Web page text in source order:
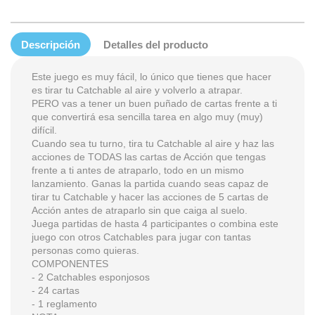
Descripción Detalles del producto
Este juego es muy fácil, lo único que tienes que hacer
es tirar tu Catchable al aire y volverlo a atrapar.
PERO vas a tener un buen puñado de cartas frente a ti
que convertirá esa sencilla tarea en algo muy (muy)
difícil.
Cuando sea tu turno, tira tu Catchable al aire y haz las
acciones de TODAS las cartas de Acción que tengas
frente a ti antes de atraparlo, todo en un mismo
lanzamiento. Ganas la partida cuando seas capaz de
tirar tu Catchable y hacer las acciones de 5 cartas de
Acción antes de atraparlo sin que caiga al suelo.
Juega partidas de hasta 4 participantes o combina este
juego con otros Catchables para jugar con tantas
personas como quieras.
COMPONENTES
- 2 Catchables esponjosos
- 24 cartas
- 1 reglamento